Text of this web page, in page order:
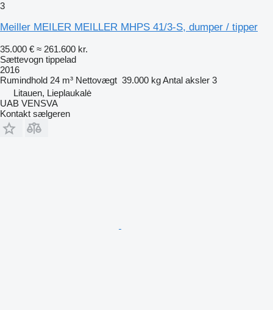
3
Meiller MEILER MEILLER MHPS 41/3-S, dumper / tipper
35.000 € ≈ 261.600 kr.
Sættevogn tippelad
2016
Rumindhold 24 m³ Nettovægt 39.000 kgAntal aksler 3
Litauen, Lieplaukalė
UAB VENSVA
Kontakt sælgeren